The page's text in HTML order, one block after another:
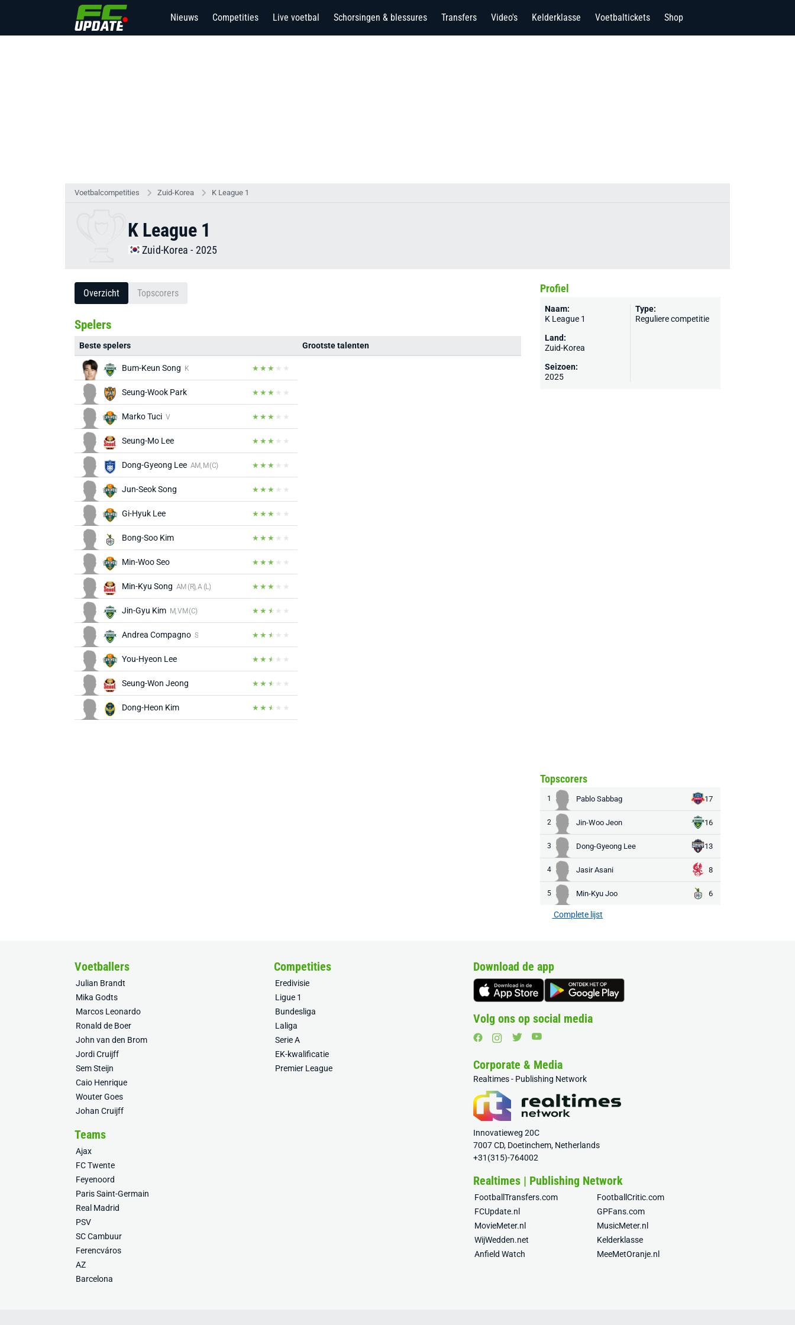
Nieuws Competities Live voetbal Schorsingen & blessures Transfers Video's Kelderklasse Voetbaltickets Shop
Voetbalcompetities Zuid-Korea K League 1
K League 1
Zuid-Korea - 2025
Overzicht Topscorers
Spelers
Beste spelers
Bum-Keun Song K
Seung-Wook Park
Marko Tuci V
Seung-Mo Lee
Dong-Gyeong Lee AM, M (C)
Jun-Seok Song
Gi-Hyuk Lee
Bong-Soo Kim
Min-Woo Seo
Min-Kyu Song AM (R), A (L)
Jin-Gyu Kim M, VM (C)
Andrea Compagno S
You-Hyeon Lee
Seung-Won Jeong
Dong-Heon Kim
Grootste talenten
Profiel
Naam:
K League 1
Land:
Zuid-Korea
Seizoen:
2025
Type:
Reguliere competitie
Topscorers
1 Pablo Sabbag 17
2 Jin-Woo Jeon 16
3 Dong-Gyeong Lee 13
4 Jasir Asani 8
5 Min-Kyu Joo 6
Complete lijst
Voetballers
Julian Brandt
Mika Godts
Marcos Leonardo
Ronald de Boer
John van den Brom
Jordi Cruijff
Sem Steijn
Caio Henrique
Wouter Goes
Johan Cruijff
Competities
Eredivisie
Ligue 1
Bundesliga
Laliga
Serie A
EK-kwalificatie
Premier League
Teams
Ajax
FC Twente
Feyenoord
Paris Saint-Germain
Real Madrid
PSV
SC Cambuur
Ferencváros
AZ
Barcelona
Download de app
Volg ons op social media
Corporate & Media
Realtimes - Publishing Network
Innovatieweg 20C
7007 CD, Doetinchem, Netherlands
+31(315)-764002
Realtimes | Publishing Network
FootballTransfers.com
FootballCritic.com
FCUpdate.nl
GPFans.com
MovieMeter.nl
MusicMeter.nl
WijWedden.net
Kelderklasse
Anfield Watch
MeeMetOranje.nl